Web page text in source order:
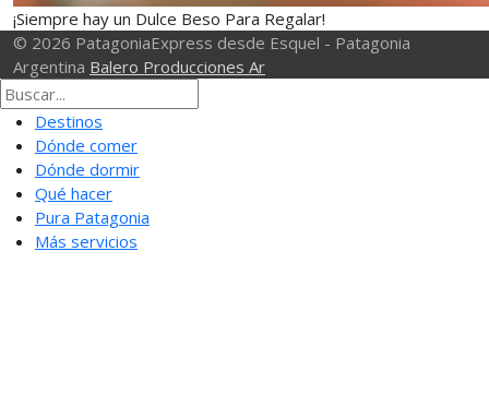
¡Siempre hay un Dulce Beso Para Regalar!
© 2026 PatagoniaExpress desde Esquel - Patagonia
Argentina Balero Producciones Ar
Destinos
Dónde comer
Dónde dormir
Qué hacer
Pura Patagonia
Más servicios